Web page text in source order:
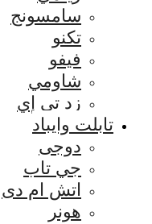
سامسونج
تكنو
فيفو
شاومي
زد تي إي
تابلت وايباد
دوجى
جي تاب
اتش ام دى
هونر